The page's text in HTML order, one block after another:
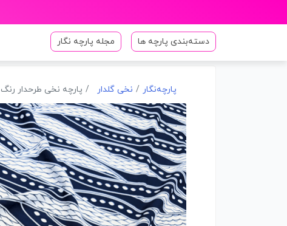
دسته‌بندی پارچه ها مجله پارچه نگار
پارچه‌نگار نخی گلدار پارچه نخی طرحدار رنگ 767